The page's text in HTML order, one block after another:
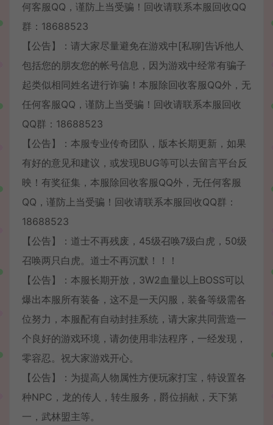
何客服QQ，谨防上当受骗！回收请联系本服回收QQ
群：18688523
【公告】：请大家尽量避免在游戏中[私聊]告诉他人
包括您的朋友您的帐号信息，因为游戏中经常有骗子
起类似相同姓名进行诈骗！本服除回收客服QQ外，无
任何客服QQ，谨防上当受骗！回收请联系本服回收
QQ群：18688523
【公告】：本服专业传奇团队，版本长期更新，如果
有好的意见和建议，或发现BUG等可以去留言平台反
映！有奖征集，本服除回收客服QQ外，无任何客服
QQ，谨防上当受骗！回收请联系本服回收QQ群：
18688523
【公告】：道士不再残废，45级召唤7级白虎，50级
召唤两只白虎。道士不再沉默！！！
【公告】：本服长期开放，3W2血量以上BOSS可以
爆出本服所有装备，这不是一天闪服，装备等级需各
位努力，本服配有自动封挂系统，请大家共同营造一
个良好的游戏环境，请勿使用非法程序，一经发现，
零容忍。祝大家游戏开心。
【公告】：为提高人物属性方便玩家打宝，特设置各
种NPC，龙的传人，转生服务，爵位捐献，天下第
一，武林盟主等。